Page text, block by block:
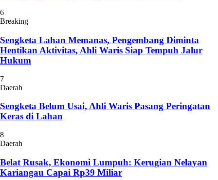
6
Breaking
Sengketa Lahan Memanas, Pengembang Diminta
Hentikan Aktivitas, Ahli Waris Siap Tempuh Jalur
Hukum
7
Daerah
Sengketa Belum Usai, Ahli Waris Pasang Peringatan
Keras di Lahan
8
Daerah
Belat Rusak, Ekonomi Lumpuh: Kerugian Nelayan
Kariangau Capai Rp39 Miliar